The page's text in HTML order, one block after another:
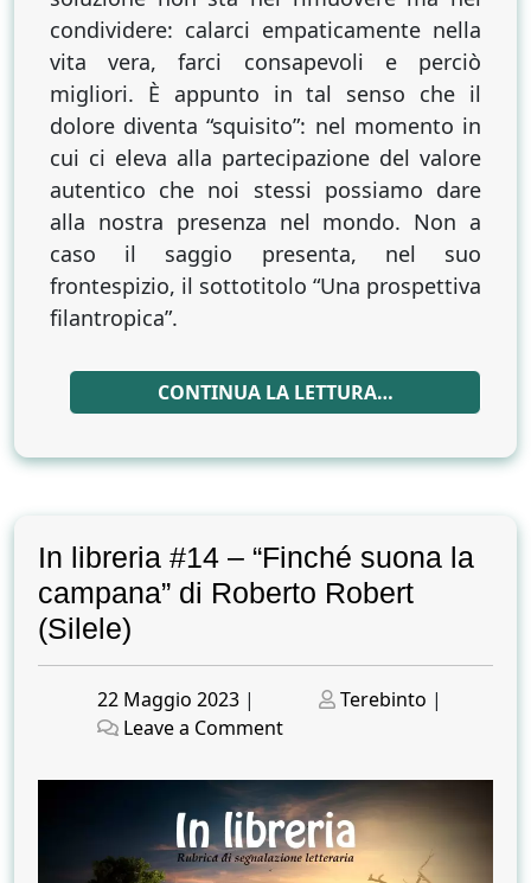
condividere: calarci empaticamente nella
vita vera, farci consapevoli e perciò
migliori. È appunto in tal senso che il
dolore diventa “squisito”: nel momento in
cui ci eleva alla partecipazione del valore
autentico che noi stessi possiamo dare
alla nostra presenza nel mondo. Non a
caso il saggio presenta, nel suo
frontespizio, il sottotitolo “Una prospettiva
filantropica”.
CONTINUA LA LETTURA…
In libreria #14 – “Finché suona la
campana” di Roberto Robert
(Silele)
Posted
on
22 Maggio 2023 |
Posted
Terebinto |
Leave a Commenton
libreria
#14
–
“Finché